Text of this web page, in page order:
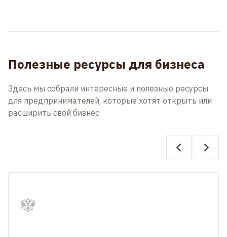
Полезные ресурсы для бизнеса
Здесь мы собрали интересные и полезные ресурсы
для предпринимателей, которые хотят открыть или
расширить свой бизнес